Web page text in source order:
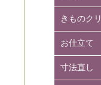
きものク
お仕立て
寸法直し